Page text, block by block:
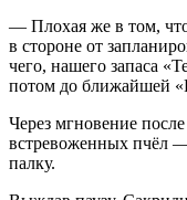
— Плохая же в том, что
в стороне от
чего, нашего запаса
потом до ближайшей
Через мгновение после
встревоженных пчёл
палку.